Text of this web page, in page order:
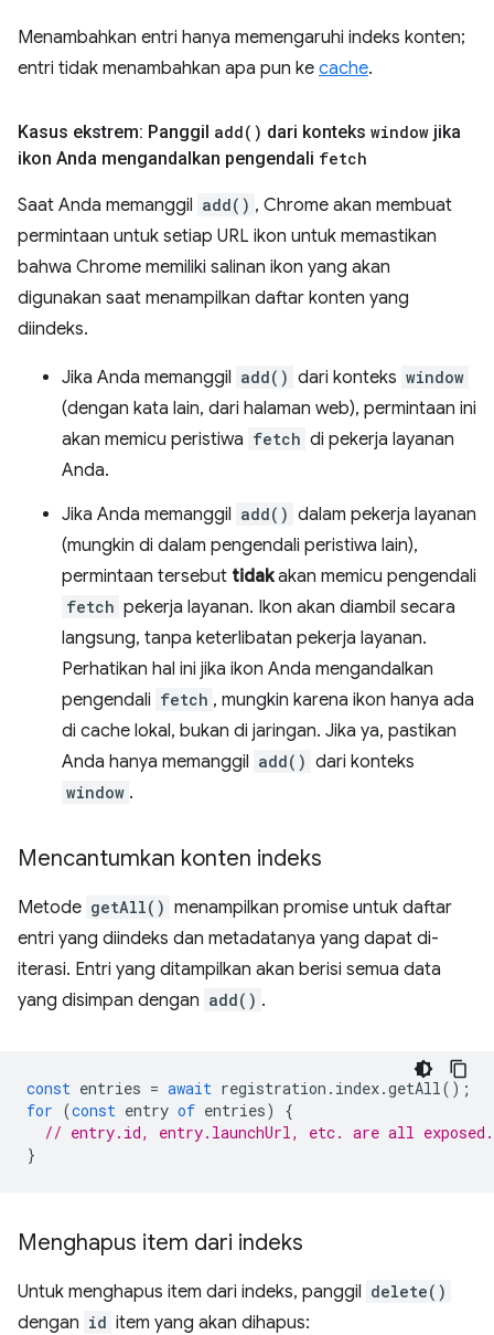
Menambahkan entri hanya memengaruhi indeks konten;
entri tidak menambahkan apa pun ke cache.
Kasus ekstrem: Panggil add( ) dari konteks window jika
ikon Anda mengandalkan pengendali fetch
Saat Anda memanggil add() , Chrome akan membuat
permintaan untuk setiap URL ikon untuk memastikan
bahwa Chrome memiliki salinan ikon yang akan
digunakan saat menampilkan daftar konten yang
diindeks.
Jika Anda memanggil add() dari konteks window
(dengan kata lain, dari halaman web), permintaan ini
akan memicu peristiwa fetch di pekerja layanan
Anda.
Jika Anda memanggil add() dalam pekerja layanan
(mungkin di dalam pengendali peristiwa lain),
permintaan tersebut tidakakan memicu pengendali
fetch pekerja layanan. Ikon akan diambil secara
langsung, tanpa keterlibatan pekerja layanan.
Perhatikan hal ini jika ikon Anda mengandalkan
pengendali fetch , mungkin karena ikon hanya ada
di cache lokal, bukan di jaringan. Jika ya, pastikan
Anda hanya memanggil add() dari konteks
window .
Mencantumkan konten indeks
Metode getAll() menampilkan promise untuk daftar
entri yang diindeks dan metadatanya yang dapat di-
iterasi. Entri yang ditampilkan akan berisi semua data
yang disimpan dengan add() .
const entries = await registration . index.getAll();
for (const entry of entries)
{
// entry.id, entry.launchUrl, etc. are all exposed.
}
Menghapus item dari indeks
Untuk menghapus item dari indeks, panggil delete()
dengan id item yang akan dihapus: